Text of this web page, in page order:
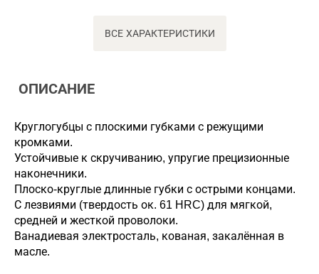
ВСЕ ХАРАКТЕРИСТИКИ
ОПИСАНИЕ
Круглогубцы с плоскими губками с режущими
кромками.
Устойчивые к скручиванию, упругие прецизионные
наконечники.
Плоско-круглые длинные губки с острыми концами.
С лезвиями (твердость ок. 61 HRC) для мягкой,
средней и жесткой проволоки.
Ванадиевая электросталь, кованая, закалённая в
масле.